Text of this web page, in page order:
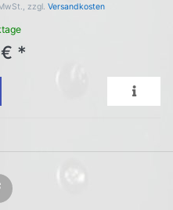
zzgl. Versandkosten
*